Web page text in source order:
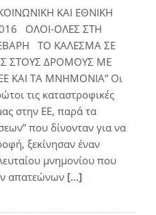
ΚΑΙ ΕΘΝΙΚΗ
ΟΛΟΙ-ΟΛΕΣ ΣΤΗ
TO ΚΑΛΕΣΜΑ ΣΕ
ΣΤΟΥΣ ΔΡΟΜΟΥΣ ΜΕ
ΚΑΙ ΤΑ ΜΝΗΜΟΝΙΑ” Οι
τις καταστροφικές
στην ΕΕ, παρά τα
που δίνονταν για να
ξεκίνησαν έναν
μνημονίου που
απατεώνων [...]